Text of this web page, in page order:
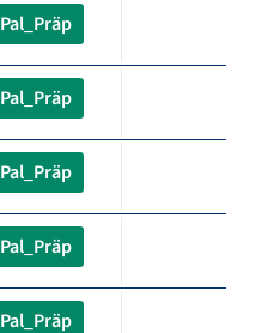
Pal_Präp
Pal_Präp
Pal_Präp
Pal_Präp
Pal_Präp